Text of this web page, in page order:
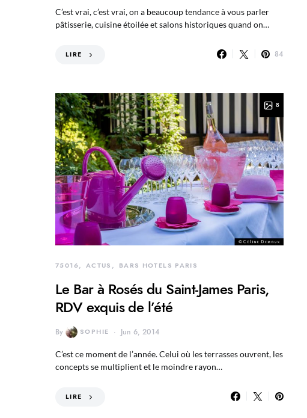
C’est vrai, c’est vrai, on a beaucoup tendance à vous parler
pâtisserie, cuisine étoilée et salons historiques quand on…
LIRE 84
8
75016 ACTUS BARS HOTELS PARIS
Le Bar à Rosés du Saint-James Paris,
RDV exquis de l’été
By SOPHIE Jun 6, 2014
C’est ce moment de l’année. Celui où les terrasses ouvrent, les
concepts se multiplient et le moindre rayon…
LIRE